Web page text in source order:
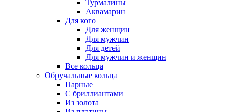
Турмалины
Аквамарин
Для кого
Для женщин
Для мужчин
Для детей
Для мужчин и женщин
Все кольца
Обручальные кольца
Парные
С бриллиантами
Из золота